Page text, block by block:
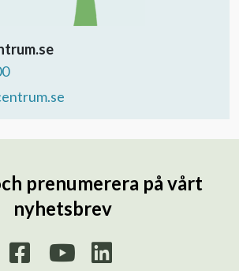
prenumerera på vårt
nyhetsbrev